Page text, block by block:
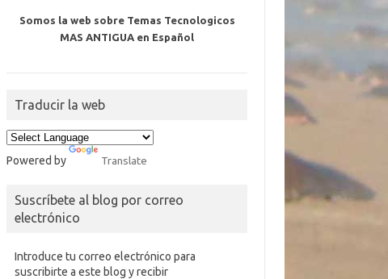
Somos la web sobre Temas Tecnologicos
MAS ANTIGUA en Español
Traducir la web
Powered by Translate
Suscríbete al blog por correo
electrónico
Introduce tu correo electrónico para
suscribirte a este blog y recibir